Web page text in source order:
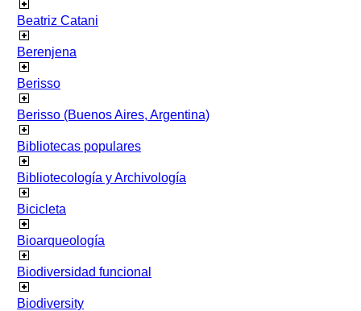
Beatriz Catani
Berenjena
Berisso
Berisso (Buenos Aires, Argentina)
Bibliotecas populares
Bibliotecología y Archivología
Bicicleta
Bioarqueología
Biodiversidad funcional
Biodiversity